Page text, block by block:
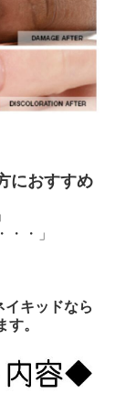
におすすめ
・・」
キッドなら
。